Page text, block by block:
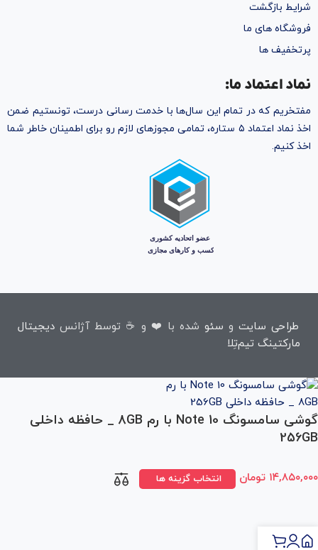
شرایط بازگشت
فروشگاه های ما
پرتخفیف ها
نماد اعتماد ما:
مفتخریم که در تمام این سال‌ها با خدمت رسانی درست، تونستیم ضمن
اخذ نماد اعتماد ۵ ستاره، تمامی مجوز‌های لازم رو برای اطمینان خاطر شما
اخذ کنیم.
طراحی سایتو سئو شده با ❤️ و ☕ توسط آژانس دیجیتال
مارکتینگ تیم‌تِلا
گوشی سامسونگ Note 10 با رم 8GB _ حافظه داخلی
256GB
۱۴,۸۵۰,۰۰۰ تومان انتخاب گزینه ها